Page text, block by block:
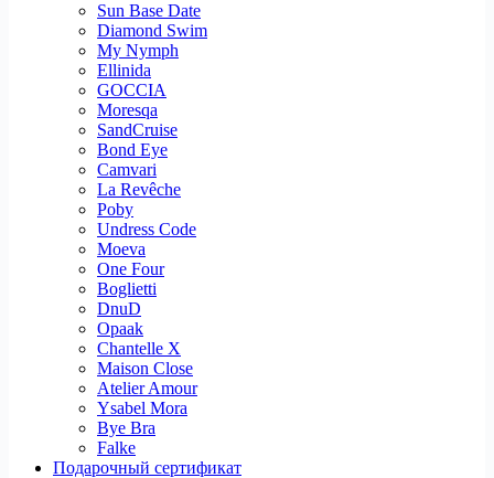
Sun Base Date
Diamond Swim
My Nymph
Ellinida
GOCCIA
Moresqa
SandCruise
Bond Eye
Camvari
La Revêche
Poby
Undress Code
Moeva
One Four
Boglietti
DnuD
Opaak
Chantelle X
Maison Close
Atelier Amour
Ysabel Mora
Bye Bra
Falke
Подарочный сертификат